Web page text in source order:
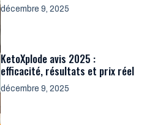
décembre 9, 2025
KetoXplode avis 2025 :
efficacité, résultats et prix réel
décembre 9, 2025